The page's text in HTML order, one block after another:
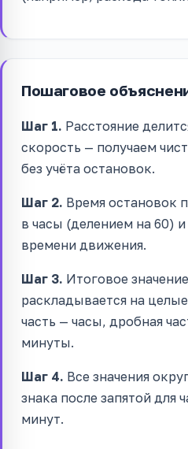
Пошаговое
Шаг 1. Расстояние
скорость — получаем
без учёта остановок.
Шаг 2. Время остановок
в часы (делением на 60) и
времени движения.
Шаг 3. Итоговое
раскладывается на
часть — часы, дробная
минуты.
Шаг 4. Все значения
знака после запятой для
минут.